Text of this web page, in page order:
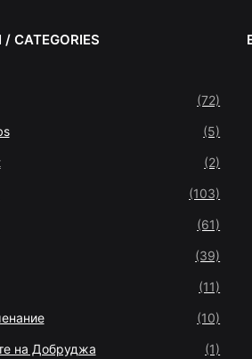
CATEGORIES
(72)
(5)
(2)
(103)
(61)
(39)
(11)
(10)
на Добруджа (1)